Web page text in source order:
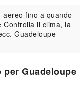
aereo fino a quando
Controlla il clima, la
Guadeloupe
Guadeloupe